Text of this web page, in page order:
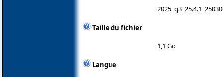
Taille du fichier
1,1 Go
Langue